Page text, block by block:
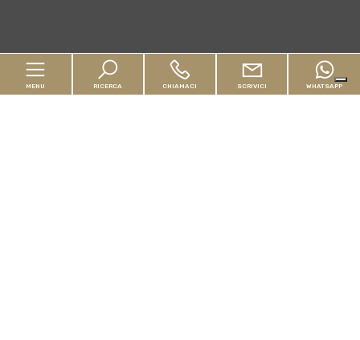
MENU RICERCA CHIAMACI SCRIVICI WHATSAPP